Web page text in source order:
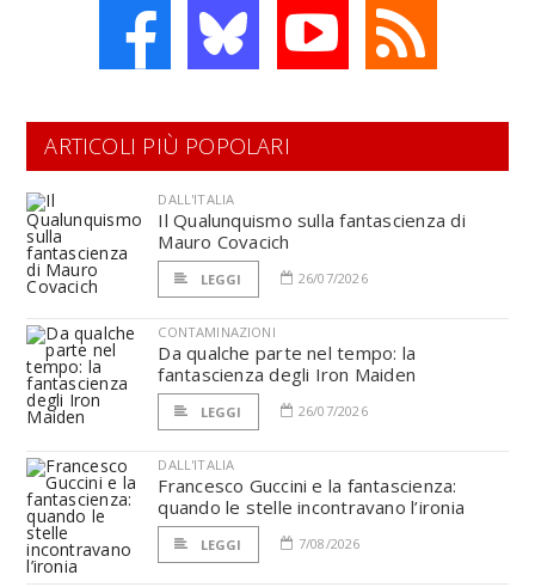
ARTICOLI PIÙ POPOLARI
DALL'ITALIA
Il Qualunquismo sulla fantascienza di
Mauro Covacich
LEGGI 26/07/2026
CONTAMINAZIONI
Da qualche parte nel tempo: la
fantascienza degli Iron Maiden
LEGGI 26/07/2026
DALL'ITALIA
Francesco Guccini e la fantascienza:
quando le stelle incontravano l’ironia
LEGGI 7/08/2026